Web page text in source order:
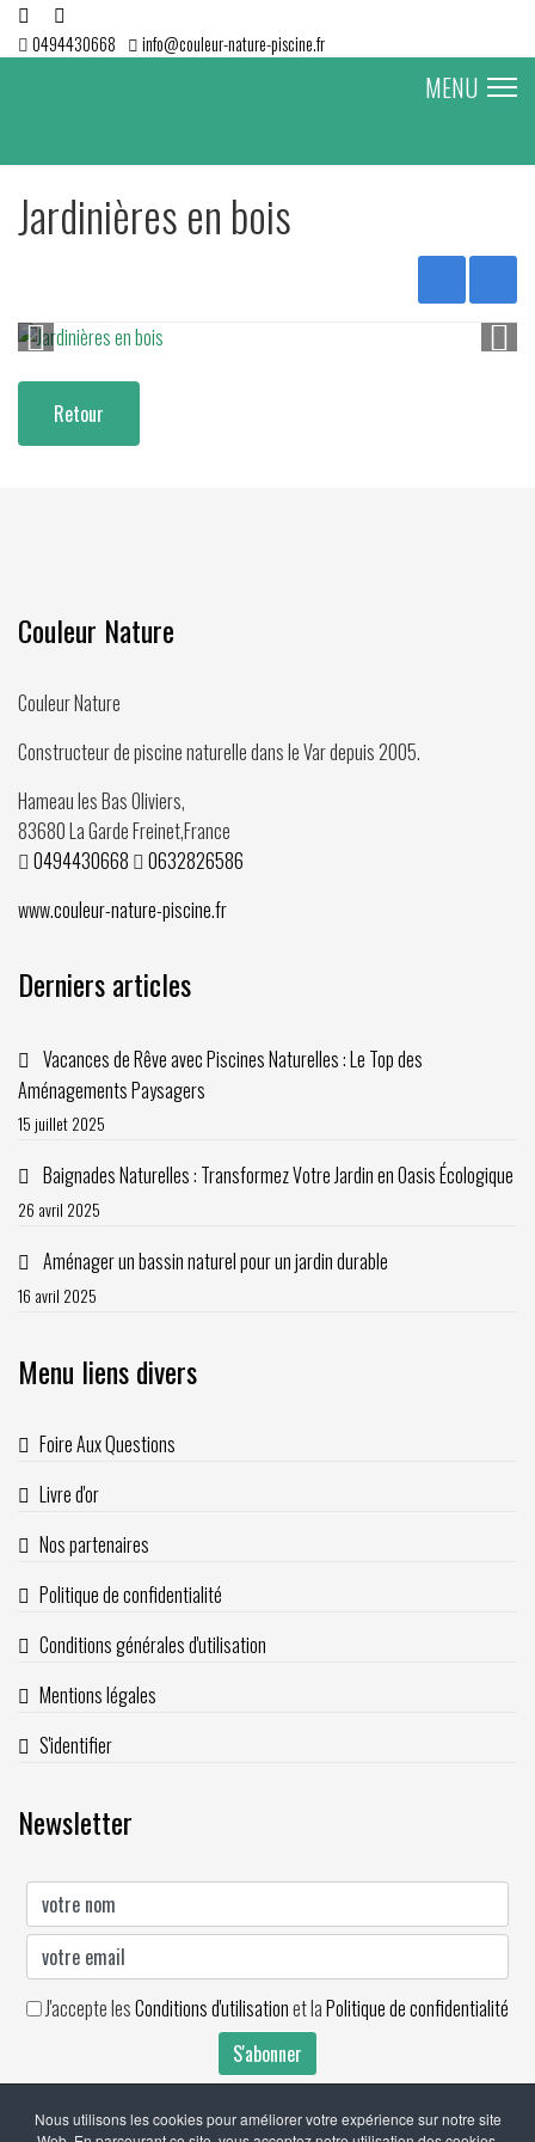
Nous utilisons les cookies pour améliorer votre expérience sur notre site
0494430668 info@couleur-nature-piscine.fr
MENU
Jardinières en bois
Retour
Couleur Nature
Couleur Nature
Constructeur de piscine naturelle dans le Var depuis2005.
Hameau les Bas Oliviers,
83680La Garde Freinet,France
0494430668
0632826586
www.couleur-nature-piscine.fr
Derniers articles
Vacances de Rêve avec Piscines Naturelles : Le Top des
Aménagements Paysagers
15 juillet 2025
Baignades Naturelles : Transformez Votre Jardin en Oasis Écologique
26 avril 2025
Aménager un bassin naturel pour un jardin durable
16 avril 2025
Menu liens divers
Foire Aux Questions
Livre d'or
Nos partenaires
Politique de confidentialité
Conditions générales d'utilisation
Mentions légales
S'identifier
Newsletter
J'accepte lesConditions d'utilisationet laPolitique de confidentialité